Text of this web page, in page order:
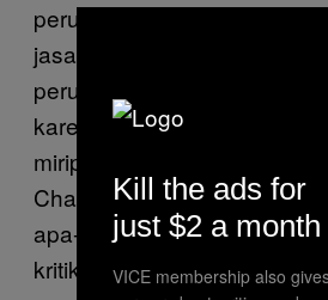
perusahaan-perusahan
jasa ini terbebas dari kritik.
perusahaan Chapman
karena menciptakan
mirip merek sereal favorit
Chapman tidak mau
apa-apa saat itu, tapi
kritikannya masuk akal.
Kill the ads for
just $2 a month
VICE membership also